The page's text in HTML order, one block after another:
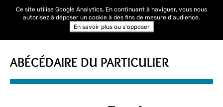
ABÉCÉDAIRE DU PARTICULIER
Ce site utilise Google Analytics. En continuant à naviguer, vous nous
autorisez à déposer un cookie à des fins de mesure d'audience.
En savoir plus ou s'opposer